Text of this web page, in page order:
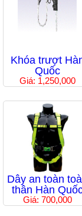
Khóa trượt
Quốc
Giá: 1,250,000
Dây an toàn
thân Hàn
Giá: 700,000